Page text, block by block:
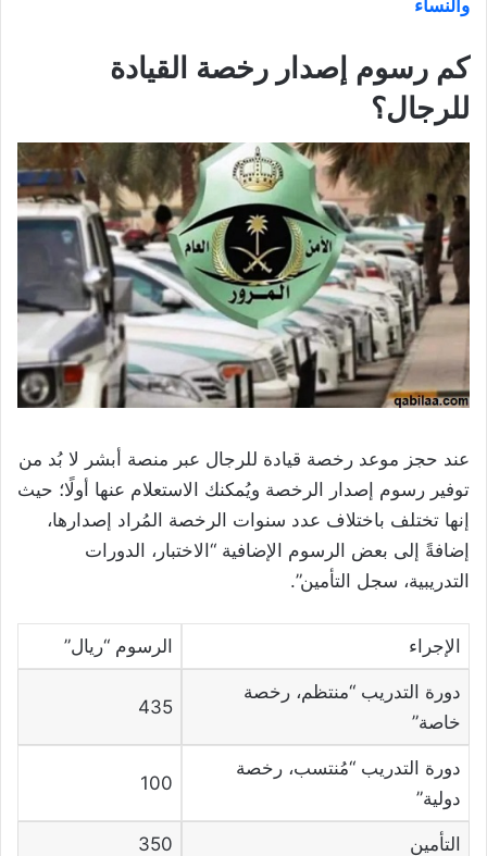
والنساء
كم رسوم إصدار رخصة القيادة
للرجال؟
عند حجز موعد رخصة قيادة للرجال عبر منصة أبشر لا بُد من
توفير رسوم إصدار الرخصة ويُمكنك الاستعلام عنها أولًا؛ حيث
إنها تختلف باختلاف عدد سنوات الرخصة المُراد إصدارها،
إضافةً إلى بعض الرسوم الإضافية “الاختبار، الدورات
التدريبية، سجل التأمين”.
الإجراء الرسوم “ريال”
دورة التدريب “منتظم، رخصة
خاصة”
435
دورة التدريب “مُنتسب، رخصة
دولية”
100
التأمين 350